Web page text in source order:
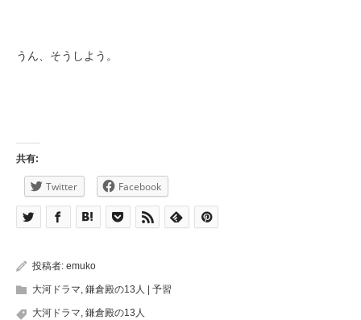
うん、そうしよう。
共有:
Twitter Facebook
投稿者: emuko
大河ドラマ, 鎌倉殿の13人 | 予習
大河ドラマ, 鎌倉殿の13人